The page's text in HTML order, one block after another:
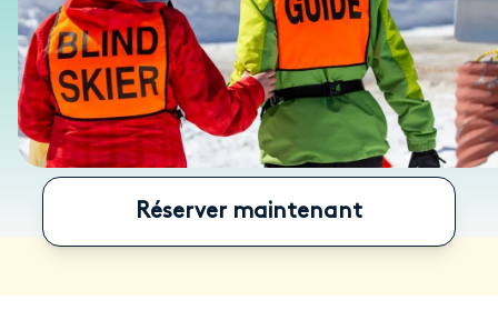
Réserver maintenant